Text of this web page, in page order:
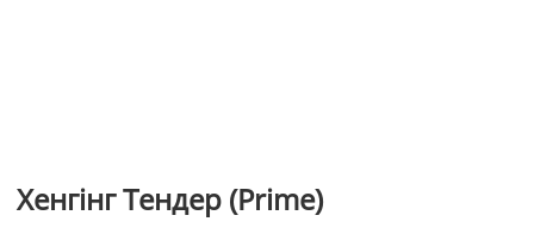
Хенгінг Тендер (Prime)